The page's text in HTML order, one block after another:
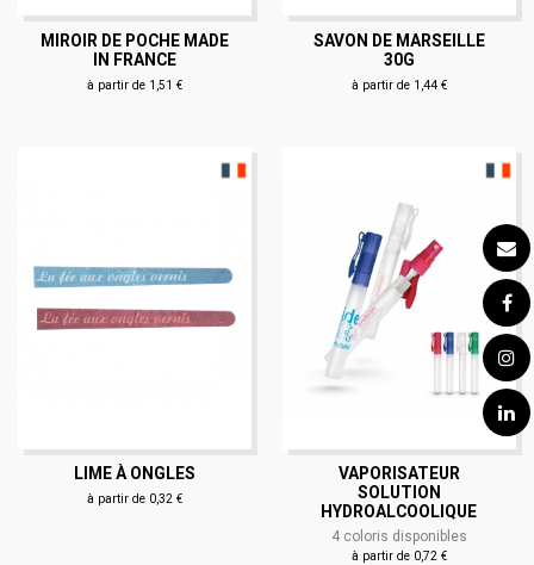
MIROIR DE POCHE MADE
IN FRANCE
à partir de 1,51 €
SAVON DE MARSEILLE
30G
à partir de 1,44 €
LIME À ONGLES
à partir de 0,32 €
VAPORISATEUR
SOLUTION
HYDROALCOOLIQUE
4 coloris disponibles
à partir de 0,72 €